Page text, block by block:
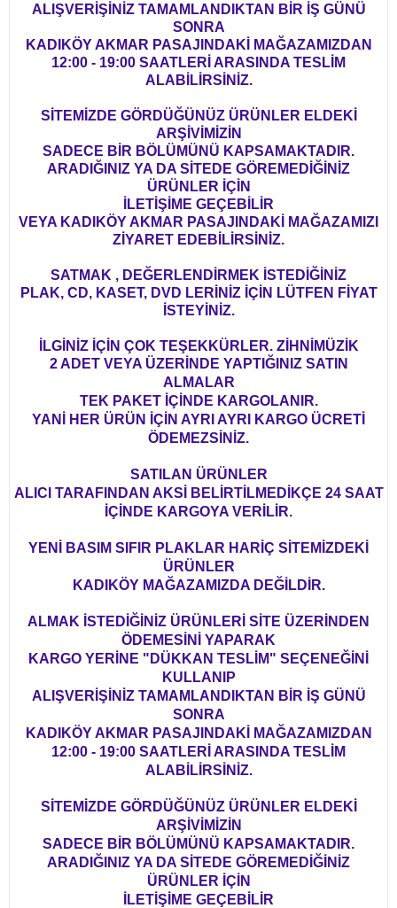
ALIŞVERİŞİNİZ TAMAMLANDIKTAN BİR İŞ GÜNÜ
SONRA
KADIKÖY AKMAR PASAJINDAKİ MAĞAZAMIZDAN
12:00 - 19:00 SAATLERİ ARASINDA TESLİM
ALABİLİRSİNİZ.
SİTEMİZDE GÖRDÜĞÜNÜZ ÜRÜNLER ELDEKİ
ARŞİVİMİZİN
SADECE BİR BÖLÜMÜNÜ KAPSAMAKTADIR.
ARADIĞINIZ YA DA SİTEDE GÖREMEDİĞİNİZ
ÜRÜNLER İÇİN
İLETİŞİME GEÇEBİLİR
VEYA KADIKÖY AKMAR PASAJINDAKİ MAĞAZAMIZI
ZİYARET EDEBİLİRSİNİZ.
SATMAK , DEĞERLENDİRMEK İSTEDİĞİNİZ
PLAK, CD, KASET, DVD LERİNİZ İÇİN LÜTFEN FİYAT
İSTEYİNİZ.
İLGİNİZ İÇİN ÇOK TEŞEKKÜRLER. ZİHNİMÜZİK
2 ADET VEYA ÜZERİNDE YAPTIĞINIZ SATIN
ALMALAR
TEK PAKET İÇİNDE KARGOLANIR.
YANİ HER ÜRÜN İÇİN AYRI AYRI KARGO ÜCRETİ
ÖDEMEZSİNİZ.
SATILAN ÜRÜNLER
ALICI TARAFINDAN AKSİ BELİRTİLMEDİKÇE 24 SAAT
İÇİNDE KARGOYA VERİLİR.
YENİ BASIM SIFIR PLAKLAR HARİÇ SİTEMİZDEKİ
ÜRÜNLER
KADIKÖY MAĞAZAMIZDA DEĞİLDİR.
ALMAK İSTEDİĞİNİZ ÜRÜNLERİ SİTE ÜZERİNDEN
ÖDEMESİNİ YAPARAK
KARGO YERİNE "DÜKKAN TESLİM" SEÇENEĞİNİ
KULLANIP
ALIŞVERİŞİNİZ TAMAMLANDIKTAN BİR İŞ GÜNÜ
SONRA
KADIKÖY AKMAR PASAJINDAKİ MAĞAZAMIZDAN
12:00 - 19:00 SAATLERİ ARASINDA TESLİM
ALABİLİRSİNİZ.
SİTEMİZDE GÖRDÜĞÜNÜZ ÜRÜNLER ELDEKİ
ARŞİVİMİZİN
SADECE BİR BÖLÜMÜNÜ KAPSAMAKTADIR.
ARADIĞINIZ YA DA SİTEDE GÖREMEDİĞİNİZ
ÜRÜNLER İÇİN
İLETİŞİME GEÇEBİLİR